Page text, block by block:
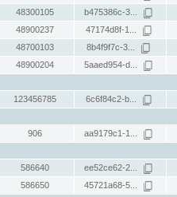
48300105 b475386c-3...
48900237 47174d8f-1...
48700103 8b4f9f7c-3...
48900204 5aaed954-d...
123456785 6c6f84c2-b...
906 aa9179c1-1...
586640 ee52ce62-2...
586650 45721a68-5...